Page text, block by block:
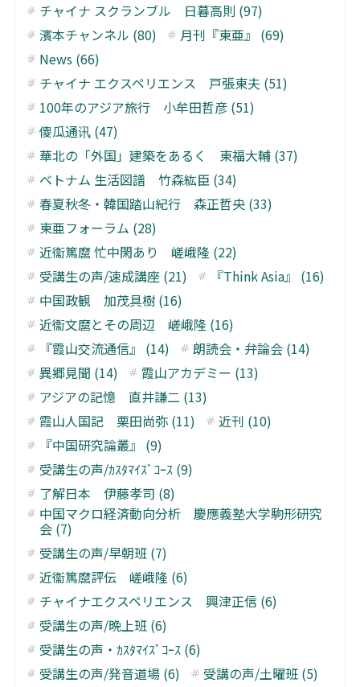
チャイナ スクランブル 日暮高則 (97)
濱本チャンネル (80)
月刊『東亜』 (69)
News (66)
チャイナ エクスペリエンス 戸張東夫 (51)
100年のアジア旅行 小牟田哲彦 (51)
傻瓜通讯 (47)
華北の「外国」建築をあるく 東福大輔 (37)
ベトナム 生活図譜 竹森紘臣 (34)
春夏秋冬・韓国踏山紀行 森正哲央 (33)
東亜フォーラム (28)
近衞篤麿 忙中閑あり 嵯峨隆 (22)
受講生の声/速成講座 (21)
『Think Asia』 (16)
中国政観 加茂具樹 (16)
近衞文麿とその周辺 嵯峨隆 (16)
『霞山交流通信』 (14)
朗読会・弁論会 (14)
異郷見聞 (14)
霞山アカデミー (13)
アジアの記憶 直井謙二 (13)
霞山人国記 栗田尚弥 (11)
近刊 (10)
『中国研究論叢』 (9)
受講生の声/ｶｽﾀﾏｲｽﾞｺｰｽ (9)
了解日本 伊藤孝司 (8)
中国マクロ経済動向分析 慶應義塾大学駒形研究
会 (7)
受講生の声/早朝班 (7)
近衞篤麿評伝 嵯峨隆 (6)
チャイナエクスペリエンス 興津正信 (6)
受講生の声/晩上班 (6)
受講生の声・ｶｽﾀﾏｲｽﾞｺｰｽ (6)
受講生の声/発音道場 (6)
受講の声/土曜班 (5)